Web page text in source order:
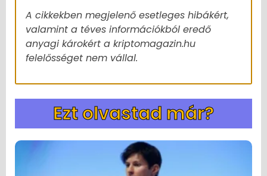
A cikkekben megjelenő esetleges hibákért,
valamint a téves információkból eredő
anyagi károkért a kriptomagazin.hu
felelősséget nem vállal.
Ezt olvastad már?